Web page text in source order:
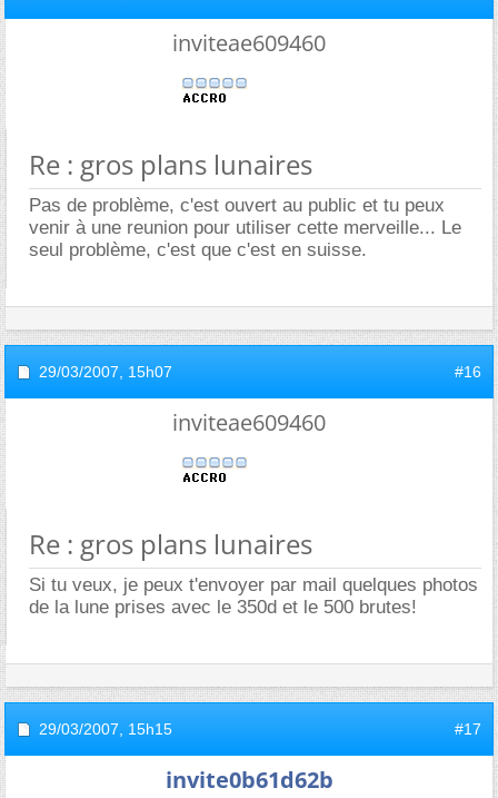
inviteae609460
Re : gros plans lunaires
Pas de problème, c'est ouvert au public et tu peux
venir à une reunion pour utiliser cette merveille... Le
seul problème, c'est que c'est en suisse.
29/03/2007, 15h07 #16
inviteae609460
Re : gros plans lunaires
Si tu veux, je peux t'envoyer par mail quelques photos
de la lune prises avec le 350d et le 500 brutes!
29/03/2007, 15h15 #17
invite0b61d62b